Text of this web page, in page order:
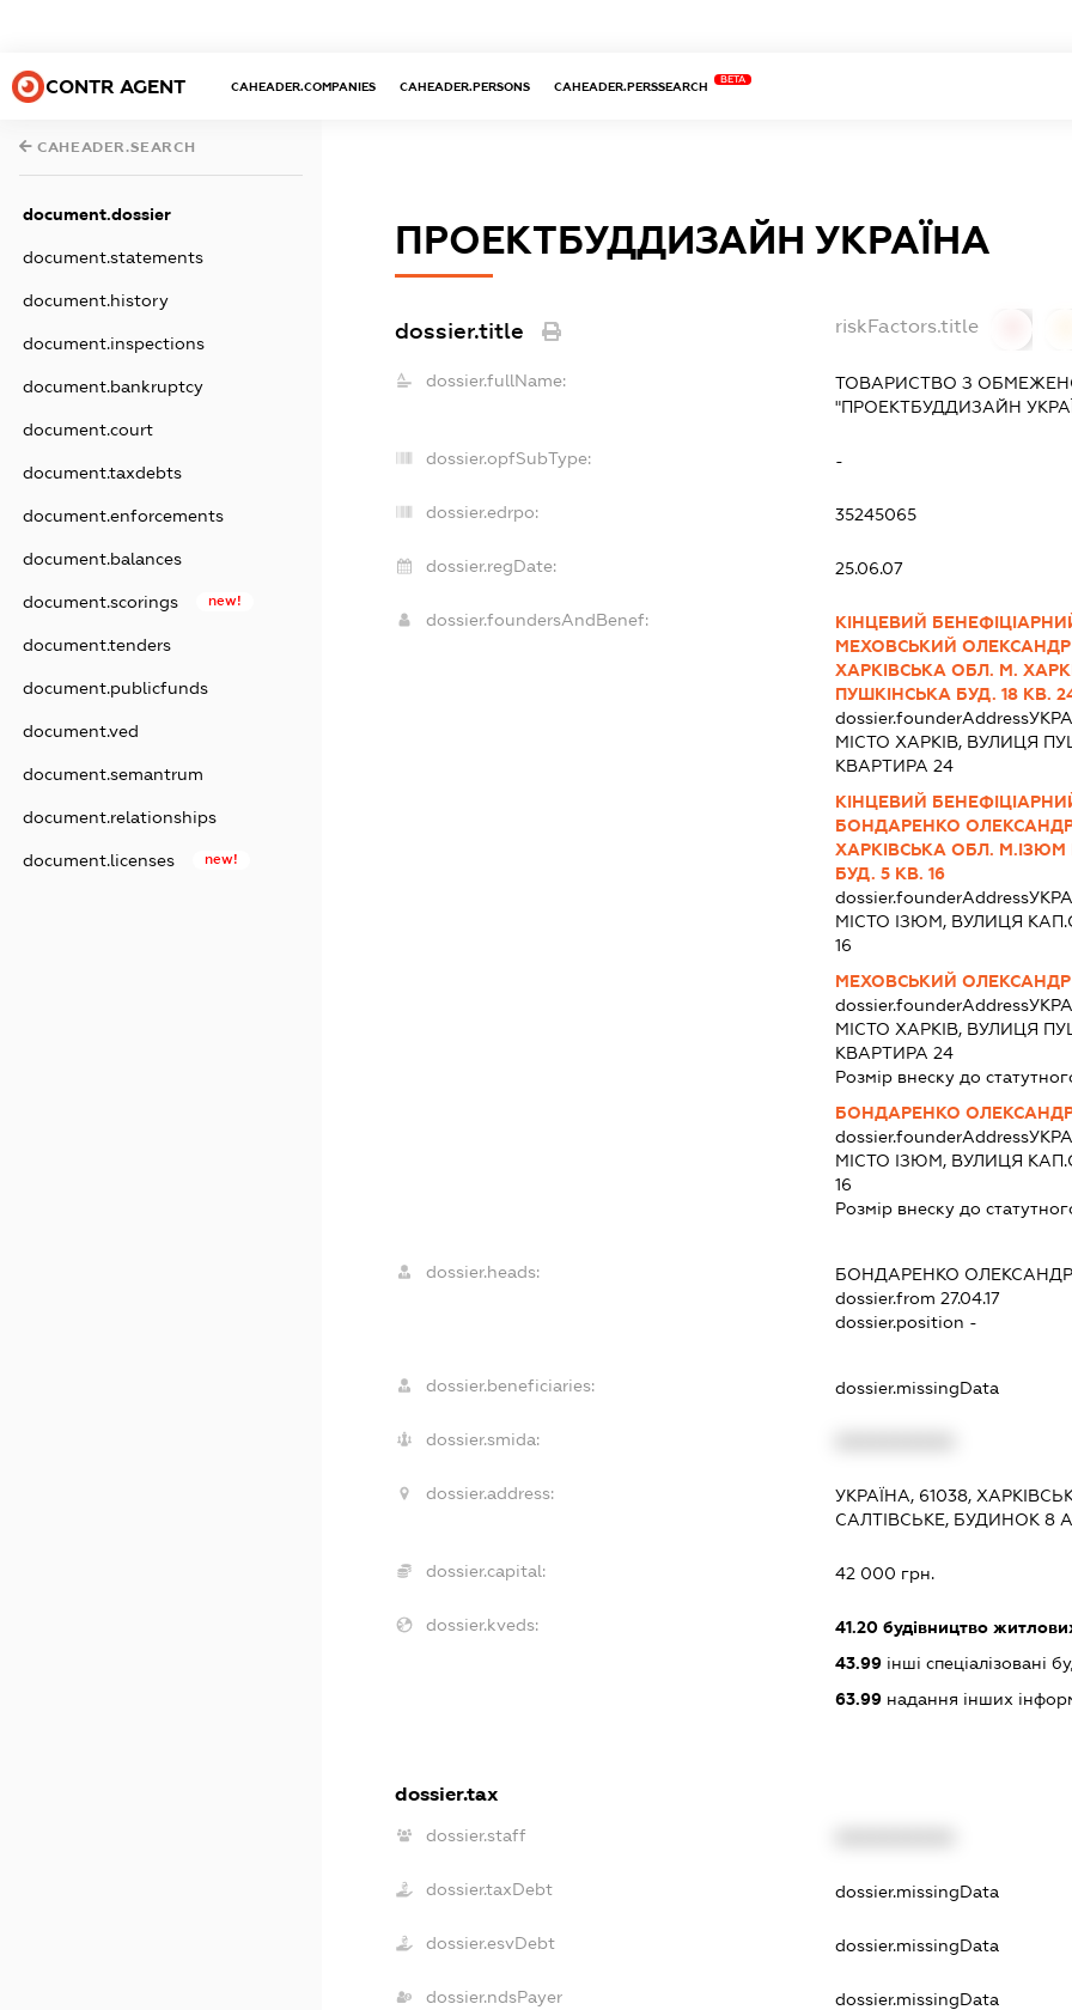
CONTR AGENT CAHEADER.COMPANIES CAHEADER.PERSONS CAHEADER.PERSSEARCH
BETA
CAHEADER.SEARCH
document.dossier
document.statements
document.history
document.inspections
document.bankruptcy
document.court
document.taxdebts
document.enforcements
document.balances
document.scorings new!
document.tenders
document.publicfunds
document.ved
document.semantrum
document.relationships
document.licenses new!
ПРОЕКТБУДДИЗАЙН УКРАЇНА
dossier.title riskFactors.title
dossier.fullName:
ТОВАРИСТВО З
"ПРОЕКТБУДДИЗАЙН
dossier.opfSubType: -
dossier.edrpo: 35245065
dossier.regDate: 25.06.07
dossier.foundersAndBenef:
КІНЦЕВИЙ
МЕХОВСЬКИЙ
ХАРКІВСЬКА ОБЛ. М.
ПУШКІНСЬКА БУД. 18 КВ.
dossier.founderAddress
МІСТО ХАРКІВ, ВУЛИЦЯ
КВАРТИРА 24
КІНЦЕВИЙ
БОНДАРЕНКО ОЛЕКСАНДР
ХАРКІВСЬКА ОБЛ.
БУД. 5 КВ. 16
dossier.founderAddress
МІСТО ІЗЮМ, ВУЛИЦЯ
16
МЕХОВСЬКИЙ
dossier.founderAddress
МІСТО ХАРКІВ, ВУЛИЦЯ
КВАРТИРА 24
Розмір внеску до
БОНДАРЕНКО
dossier.founderAddress
МІСТО ІЗЮМ, ВУЛИЦЯ
16
Розмір внеску до
dossier.heads: БОНДАРЕНКО
dossier.from 27.04.17
dossier.position -
dossier.beneficiaries: dossier.missingData
dossier.smida:
dossier.address:
УКРАЇНА, 61038,
САЛТІВСЬКЕ, БУДИНОК 8 А
dossier.capital: 42 000 грн.
dossier.kveds: 41.20 будівництво
43.99 інші спеціалізовані
63.99 надання інших
dossier.tax
dossier.staff
dossier.taxDebt dossier.missingData
dossier.esvDebt dossier.missingData
dossier.ndsPayer dossier.missingData